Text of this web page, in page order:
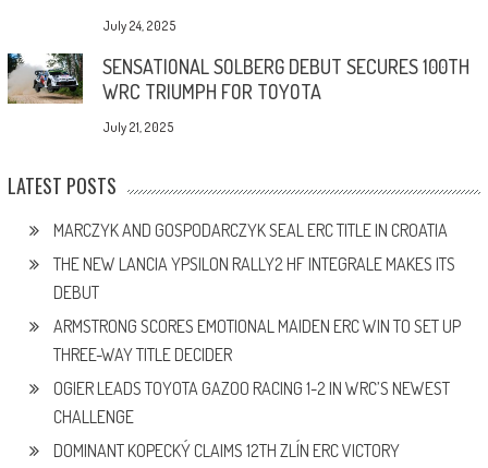
July 24, 2025
SENSATIONAL SOLBERG DEBUT SECURES 100TH
WRC TRIUMPH FOR TOYOTA
July 21, 2025
LATEST POSTS
MARCZYK AND GOSPODARCZYK SEAL ERC TITLE IN CROATIA
THE NEW LANCIA YPSILON RALLY2 HF INTEGRALE MAKES ITS
DEBUT
ARMSTRONG SCORES EMOTIONAL MAIDEN ERC WIN TO SET UP
THREE-WAY TITLE DECIDER
OGIER LEADS TOYOTA GAZOO RACING 1-2 IN WRC’S NEWEST
CHALLENGE
DOMINANT KOPECKÝ CLAIMS 12TH ZLÍN ERC VICTORY